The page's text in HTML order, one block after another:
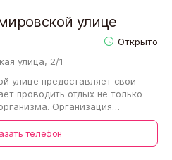
Открыто
улице
улица, 2/1
улице предоставляет свои
проводить отдых не только
Организация
досуг…
телефон